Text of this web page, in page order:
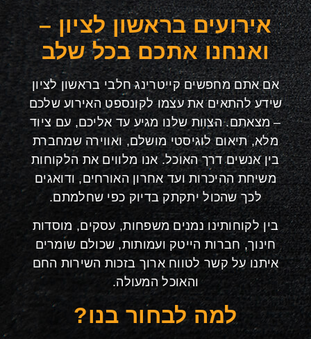
אירועים בראשון לציון –
ואנחנו אתכם בכל שלב
אם אתם מחפשים קייטרינג חלבי בראשון לציון
שידע להתאים את עצמו לקונספט האירוע שלכם
– מצאתם. הצוות שלנו מגיע עד אליכם, עם ציוד
מלא, תיאום לוגיסטי מושלם, ואווירה שמחברת
בין אנשים דרך האוכל. אנו מלווים את הלקוחות
משיחת ההיכרות ועד אחרון האורחים, ודואגים
לכך שהכול יתקתק בדיוק כפי שחלמתם.
בין לקוחותינו נמנים משפחות, עסקים, מוסדות
חינוך, חברות הייטק ועמותות, שכולם שומרים
איתנו על קשר לטווח ארוך בזכות השירות החם
והאוכל המעולה.
למה לבחור בנו?